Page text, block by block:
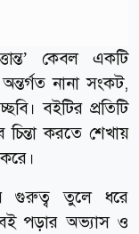
কেবল একটি
নানা সংকট,
বইটির প্রতিটি
করতে শেখায়
গুরুত্ব তুলে ধরে
পড়ার অভ্যাস ও